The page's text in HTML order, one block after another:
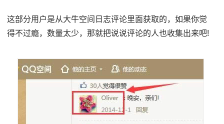
这部分用户是从大牛空间日志评论里面获取的，如果你觉
得不过瘾，数量太少，那就把说说评论的人也收集出来吧!